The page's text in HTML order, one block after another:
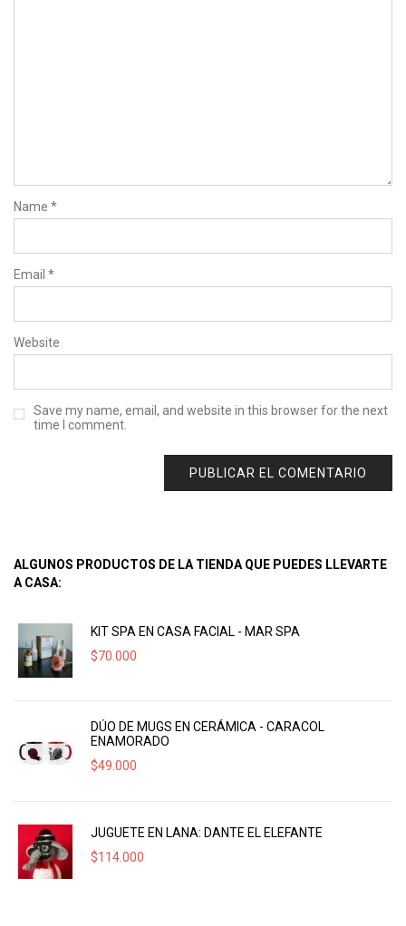
Name *
Email *
Website
Save my name, email, and website in this browser for the next
time I comment.
ALGUNOS PRODUCTOS DE LA TIENDA QUE PUEDES LLEVARTE
A CASA:
KIT SPA EN CASA FACIAL - MAR SPA
$70.000
DÚO DE MUGS EN CERÁMICA - CARACOL
ENAMORADO
$49.000
JUGUETE EN LANA: DANTE EL ELEFANTE
$114.000